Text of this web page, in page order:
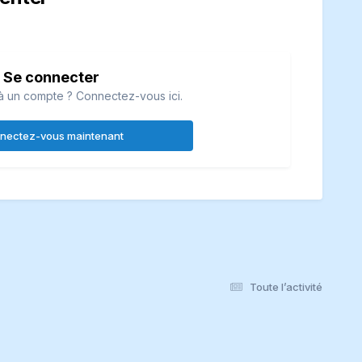
Se connecter
un compte ? Connectez-vous ici.
vous maintenant
Toute l’activité